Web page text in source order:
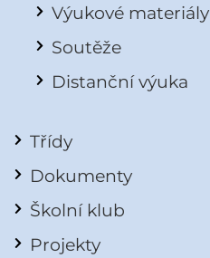
Výukové materiály
Soutěže
Distanční výuka
Třídy
Dokumenty
Školní klub
Projekty